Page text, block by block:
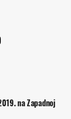
na Zapadnoj